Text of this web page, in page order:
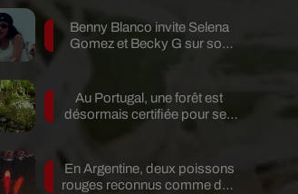
Benny Blanco invite Selena
Gomez et Becky G sur son
Au Portugal, une forêt est
désormais certifiée pour ses
En Argentine, deux poissons
rouges reconnus comme des